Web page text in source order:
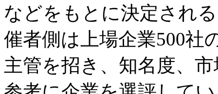
などをもとに決定され
催者側は上場企業500社
主管を招き、知名度、